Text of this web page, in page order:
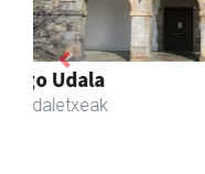
Previous